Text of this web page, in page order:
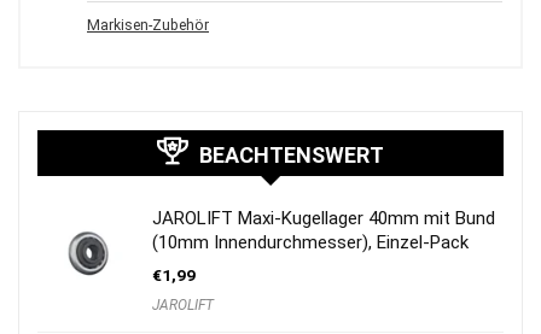
Markisen-Zubehör
BEACHTENSWERT
JAROLIFT Maxi-Kugellager 40mm mit Bund
(10mm Innendurchmesser), Einzel-Pack
€1,99
JAROLIFT